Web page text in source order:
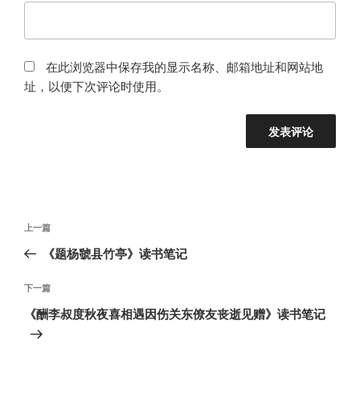
在此浏览器中保存我的显示名称、邮箱地址和网站地
址，以便下次评论时使用。
文
导
航
上
一
文
章
上一篇
《题杨虢县竹亭》读书笔记
下
一
下一篇
《酬李叔度秋夜喜相遇因伤关东僚友丧逝见赠》读书笔记